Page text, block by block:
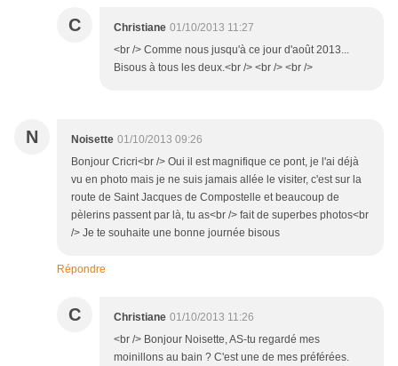
C Christiane 01/10/2013 11:27
<br /> Comme nous jusqu'à ce jour d'août 2013...
Bisous à tous les deux.<br /> <br /> <br />
N Noisette 01/10/2013 09:26
Bonjour Cricri<br /> Oui il est magnifique ce pont, je l'ai déjà
vu en photo mais je ne suis jamais allée le visiter, c'est sur la
route de Saint Jacques de Compostelle et beaucoup de
pèlerins passent par là, tu as<br /> fait de superbes photos<br
/> Je te souhaite une bonne journée bisous
Répondre
C Christiane 01/10/2013 11:26
<br /> Bonjour Noisette, AS-tu regardé mes
moinillons au bain ? C'est une de mes préférées.